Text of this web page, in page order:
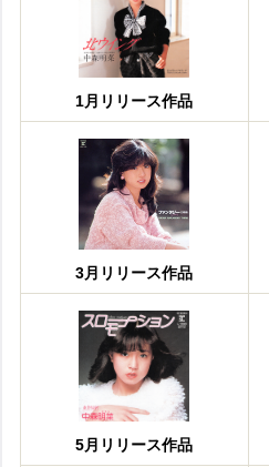
1月リリース作品
3月リリース作品
5月リリース作品